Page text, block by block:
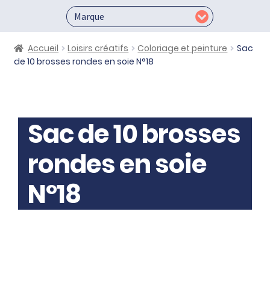
Accueil Loisirs créatifs Coloriage et peinture
Sac
de 10 brosses rondes en soie N°18
Sac de 10 brosses
rondes en soie
N°18